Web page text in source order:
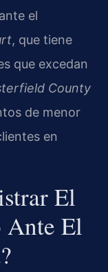
el
, que tiene
que excedan
County
de menor
en
El
Ante El